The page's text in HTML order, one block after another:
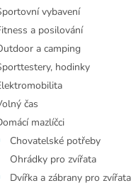
vybavení
a posilování
a camping
hodinky
čas
mazlíčci
Chovatelské potřeby
Ohrádky pro zvířata
Dvířka a zábrany pro zvířata